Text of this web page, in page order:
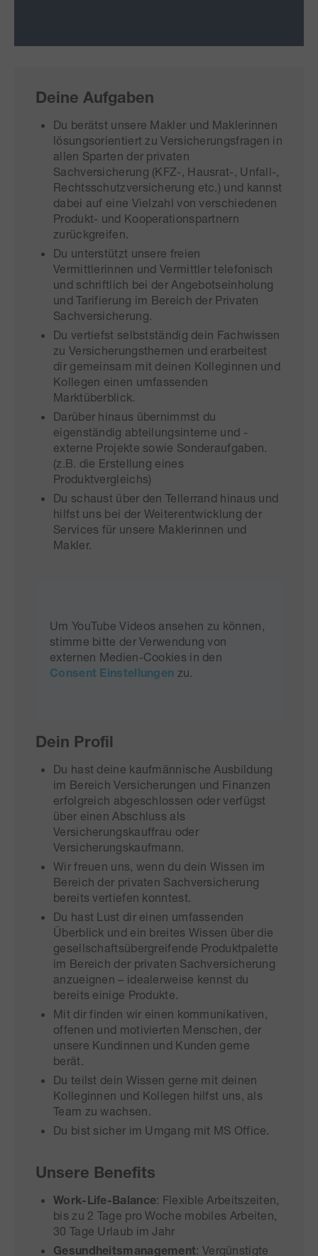
Deine Aufgaben
Du berätst unsere Makler und Maklerinnen
lösungsorientiert zu Versicherungsfragen in
allen Sparten der privaten
Sachversicherung (KFZ-, Hausrat-, Unfall-,
Rechtsschutzversicherung etc.) und kannst
dabei auf eine Vielzahl von verschiedenen
Produkt- und Kooperationspartnern
zurückgreifen.
Du unterstützt unsere freien
Vermittlerinnen und Vermittler telefonisch
und schriftlich bei der Angebotseinholung
und Tarifierung im Bereich der Privaten
Sachversicherung.
Du vertiefst selbstständig dein Fachwissen
zu Versicherungsthemen und erarbeitest
dir gemeinsam mit deinen Kolleginnen und
Kollegen einen umfassenden
Marktüberblick.
Darüber hinaus übernimmst du
eigenständig abteilungsinterne und -
externe Projekte sowie Sonderaufgaben.
(z.B. die Erstellung eines
Produktvergleichs)
Du schaust über den Tellerrand hinaus und
hilfst uns bei der Weiterentwicklung der
Services für unsere Maklerinnen und
Makler.
Um YouTube Videos ansehen zu können,
stimme bitte der Verwendung von
externen Medien-Cookies in den
Consent Einstellungen zu.
Dein Profil
Du hast deine kaufmännische Ausbildung
im Bereich Versicherungen und Finanzen
erfolgreich abgeschlossen oder verfügst
über einen Abschluss als
Versicherungskauffrau oder
Versicherungskaufmann.
Wir freuen uns, wenn du dein Wissen im
Bereich der privaten Sachversicherung
bereits vertiefen konntest.
Du hast Lust dir einen umfassenden
Überblick und ein breites Wissen über die
gesellschaftsübergreifende Produktpalette
im Bereich der privaten Sachversicherung
anzueignen – idealerweise kennst du
bereits einige Produkte.
Mit dir finden wir einen kommunikativen,
offenen und motivierten Menschen, der
unsere Kundinnen und Kunden gerne
berät.
Du teilst dein Wissen gerne mit deinen
Kolleginnen und Kollegen hilfst uns, als
Team zu wachsen.
Du bist sicher im Umgang mit MS Office.
Unsere Benefits
Work-Life-Balance: Flexible Arbeitszeiten,
bis zu 2 Tage pro Woche mobiles Arbeiten,
30 Tage Urlaub im Jahr
Gesundheitsmanagement: Vergünstigte